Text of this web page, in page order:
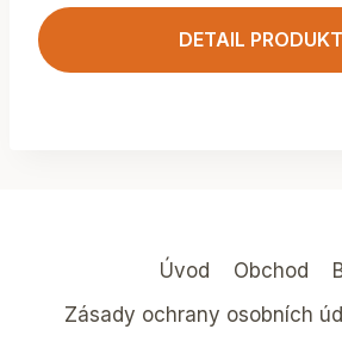
DETAIL
Úvod Obchod
Zásady ochrany osobních